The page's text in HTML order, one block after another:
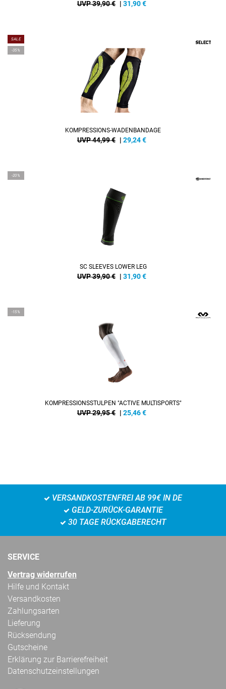
UVP 39,90 € | 31,90€
SALE
-35%
KOMPRESSIONS-WADENBANDAGE
UVP 44,99 € | 29,24€
-20%
SC SLEEVES LOWER LEG
UVP 39,90 € | 31,90€
-15%
KOMPRESSIONSSTULPEN "ACTIVE MULTISPORTS"
UVP 29,95 € | 25,46€
VERSANDKOSTENFREI AB 99€ IN DE
GELD-ZURÜCK-GARANTIE
30 TAGE RÜCKGABERECHT
SERVICE
Vertrag widerrufen
Hilfe und Kontakt
Versandkosten
Zahlungsarten
Lieferung
Rücksendung
Gutscheine
Erklärung zur Barrierefreiheit
Datenschutzeinstellungen